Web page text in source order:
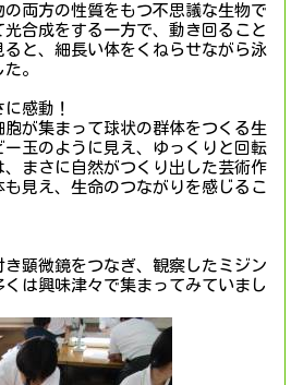
両方の性質をもつ不思議な生物で
合成をする一方で、動き回ること
と、細長い体をくねらせながら泳
。
感動！
が集まって球状の群体をつくる生
玉のように見え、ゆっくりと回転
、まさに自然がつくり出した芸術作
見え、生命のつながりを感じるこ
顕微鏡をつなぎ、観察したミジン
は興味津々で集まってみていまし